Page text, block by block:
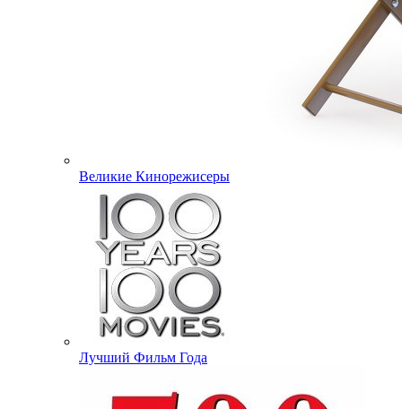
Великие Кинорежисеры
Лучший Фильм Года